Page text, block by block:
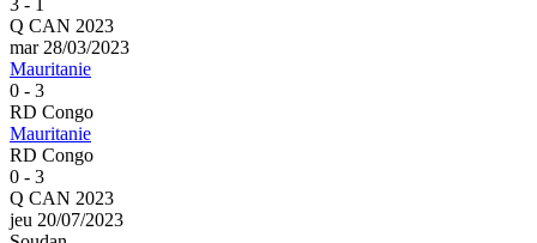
3 - 1
Q CAN 2023
mar 28/03/2023
Mauritanie
0 - 3
RD Congo
Mauritanie
RD Congo
0 - 3
Q CAN 2023
jeu 20/07/2023